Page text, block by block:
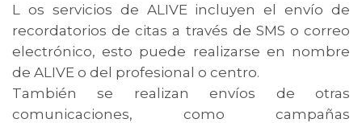
L os servicios de ALIVE incluyen el envío de
recordatorios de citas a través de SMS o correo
electrónico, esto puede realizarse en nombre
de ALIVE o del profesional o centro.
También se realizan envíos de otras
comunicaciones, como campañas